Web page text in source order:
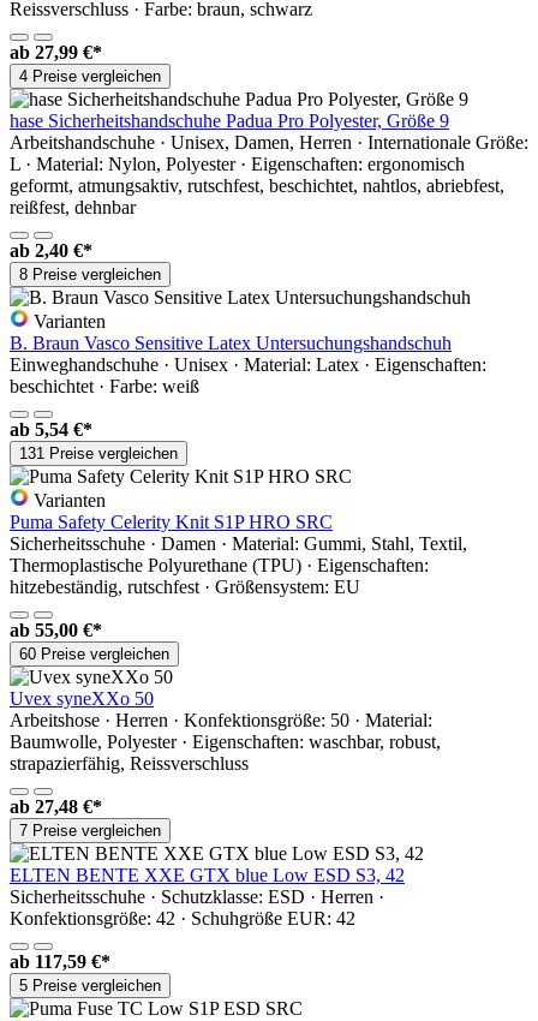
Reissverschluss · Farbe: braun, schwarz
ab 27,99 €*
4 Preise vergleichen
hase Sicherheitshandschuhe Padua Pro Polyester, Größe 9
Arbeitshandschuhe · Unisex, Damen, Herren · Internationale Größe:
L · Material: Nylon, Polyester · Eigenschaften: ergonomisch
geformt, atmungsaktiv, rutschfest, beschichtet, nahtlos, abriebfest,
reißfest, dehnbar
ab 2,40 €*
8 Preise vergleichen
Varianten
B. Braun Vasco Sensitive Latex Untersuchungshandschuh
Einweghandschuhe · Unisex · Material: Latex · Eigenschaften:
beschichtet · Farbe: weiß
ab 5,54 €*
131 Preise vergleichen
Varianten
Puma Safety Celerity Knit S1P HRO SRC
Sicherheitsschuhe · Damen · Material: Gummi, Stahl, Textil,
Thermoplastische Polyurethane (TPU) · Eigenschaften:
hitzebeständig, rutschfest · Größensystem: EU
ab 55,00 €*
60 Preise vergleichen
Uvex syneXXo 50
Arbeitshose · Herren · Konfektionsgröße: 50 · Material:
Baumwolle, Polyester · Eigenschaften: waschbar, robust,
strapazierfähig, Reissverschluss
ab 27,48 €*
7 Preise vergleichen
ELTEN BENTE XXE GTX blue Low ESD S3, 42
Sicherheitsschuhe · Schutzklasse: ESD · Herren ·
Konfektionsgröße: 42 · Schuhgröße EUR: 42
ab 117,59 €*
5 Preise vergleichen